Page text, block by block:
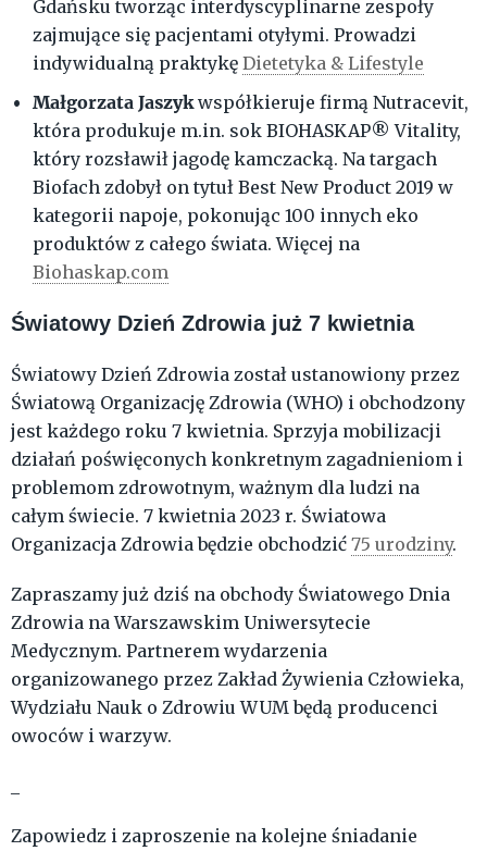
Gdańsku tworząc interdyscyplinarne zespoły
zajmujące się pacjentami otyłymi. Prowadzi
indywidualną praktykę Dietetyka & Lifestyle
Małgorzata Jaszyk współkieruje firmą Nutracevit,
która produkuje m.in. sok BIOHASKAP® Vitality,
który rozsławił jagodę kamczacką. Na targach
Biofach zdobył on tytuł Best New Product 2019 w
kategorii napoje, pokonując 100 innych eko
produktów z całego świata. Więcej na
Biohaskap.com
Światowy Dzień Zdrowia już 7 kwietnia
Światowy Dzień Zdrowia został ustanowiony przez
Światową Organizację Zdrowia (WHO) i obchodzony
jest każdego roku 7 kwietnia. Sprzyja mobilizacji
działań poświęconych konkretnym zagadnieniom i
problemom zdrowotnym, ważnym dla ludzi na
całym świecie. 7 kwietnia 2023 r. Światowa
Organizacja Zdrowia będzie obchodzić 75 urodziny.
Zapraszamy już dziś na obchody Światowego Dnia
Zdrowia na Warszawskim Uniwersytecie
Medycznym. Partnerem wydarzenia
organizowanego przez Zakład Żywienia Człowieka,
Wydziału Nauk o Zdrowiu WUM będą producenci
owoców i warzyw.
Zapowiedz i zaproszenie na kolejne śniadanie